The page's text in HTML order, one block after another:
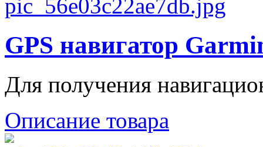
GPS навигатор
Для получения
Описание товара